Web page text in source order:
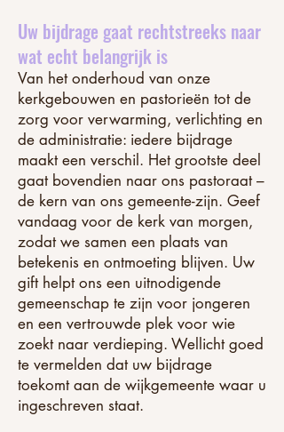
Uw bijdrage gaat rechtstreeks naar
wat echt belangrijk is
Van het onderhoud van onze
kerkgebouwen en pastorieën tot de
zorg voor verwarming, verlichting en
de administratie: iedere bijdrage
maakt een verschil. Het grootste deel
gaat bovendien naar ons pastoraat –
de kern van ons gemeente-zijn. Geef
vandaag voor de kerk van morgen,
zodat we samen een plaats van
betekenis en ontmoeting blijven. Uw
gift helpt ons een uitnodigende
gemeenschap te zijn voor jongeren
en een vertrouwde plek voor wie
zoekt naar verdieping. Wellicht goed
te vermelden dat uw bijdrage
toekomt aan de wijkgemeente waar u
ingeschreven staat.